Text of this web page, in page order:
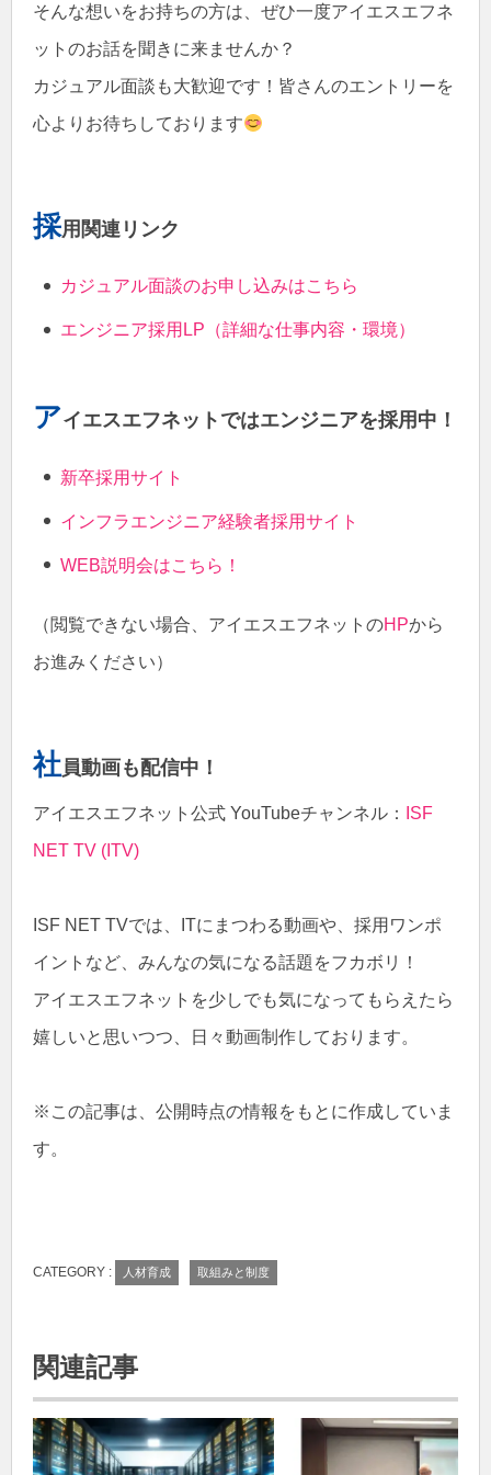
そんな想いをお持ちの方は、ぜひ一度アイエスエフネ
ットのお話を聞きに来ませんか？
カジュアル面談も大歓迎です！皆さんのエントリーを
心よりお待ちしております
採用関連リンク
カジュアル面談のお申し込みはこちら
エンジニア採用LP（詳細な仕事内容・環境）
アイエスエフネットではエンジニアを採用中！
新卒採用サイト
インフラエンジニア経験者採用サイト
WEB説明会はこちら！
（閲覧できない場合、アイエスエフネットのHPから
お進みください）
社員動画も配信中！
アイエスエフネット公式 YouTubeチャンネル：
ISF
NET TV (ITV)
ISF NET TVでは、ITにまつわる動画や、採用ワンポ
イントなど、みんなの気になる話題をフカボリ！
アイエスエフネットを少しでも気になってもらえたら
嬉しいと思いつつ、日々動画制作しております。
※この記事は、公開時点の情報をもとに作成していま
す。
CATEGORY : 人材育成 取組みと制度
関連記事